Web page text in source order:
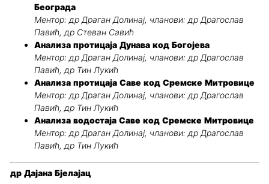
Београда
Ментор: др Драган Долинај, чланови: др Драгослав
Павић, др Стеван Савић
Анализа протицаја Дунава код Богојева
Ментор: др Драган Долинај, чланови: др Драгослав
Павић, др Тин Лукић
Анализа протицаја Саве код Сремске Митровице
Ментор: др Драган Долинај, чланови: др Драгослав
Павић, др Тин Лукић
Анализа водостаја Саве код Сремске Митровице
Ментор: др Драган Долинај, чланови: др Драгослав
Павић, др Тин Лукић
др Дајана Бјелајац